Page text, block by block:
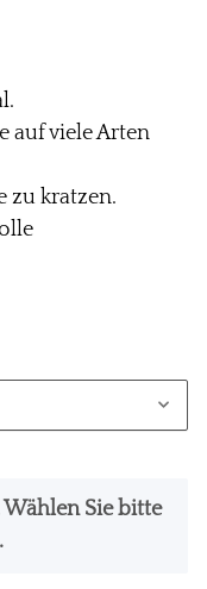
auf viele Arten
zu kratzen.
Sie bitte